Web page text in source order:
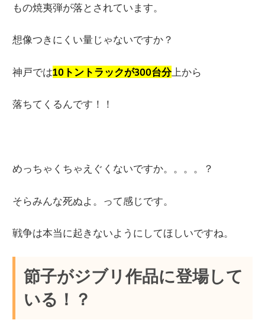
もの焼夷弾が落とされています。
想像つきにくい量じゃないですか？
神戸では10トントラックが300台分 上から
落ちてくるんです！！
めっちゃくちゃえぐくないですか。。。。？
そらみんな死ぬよ。って感じです。
戦争は本当に起きないようにしてほしいですね。
節子がジブリ作品に登場して
いる！？